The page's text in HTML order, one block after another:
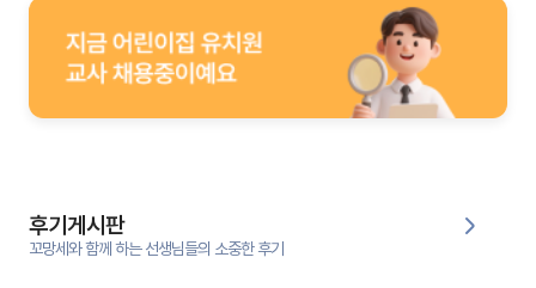
후기게시판
꼬망세와 함께 하는 선생님들의 소중한 후기